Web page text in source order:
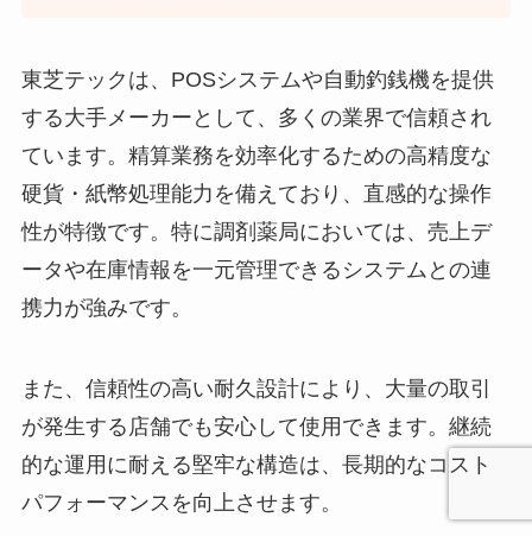
東芝テックは、POSシステムや自動釣銭機を提供
する大手メーカーとして、多くの業界で信頼され
ています。精算業務を効率化するための高精度な
硬貨・紙幣処理能力を備えており、直感的な操作
性が特徴です。特に調剤薬局においては、売上デ
ータや在庫情報を一元管理できるシステムとの連
携力が強みです。
また、信頼性の高い耐久設計により、大量の取引
が発生する店舗でも安心して使用できます。継続
的な運用に耐える堅牢な構造は、長期的なコスト
パフォーマンスを向上させます。